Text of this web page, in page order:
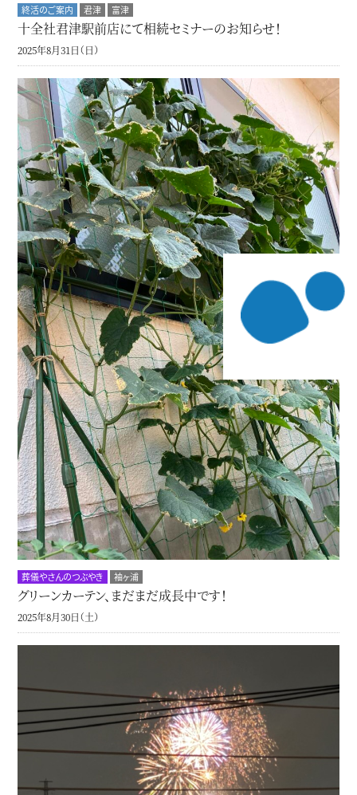
終活のご案内 君津 富津
十全社君津駅前店にて相続セミナーのお知らせ！
2025年8月31日（日）
葬儀やさんのつぶやき 袖ヶ浦
グリーンカーテン、まだまだ成長中です！
2025年8月30日（土）